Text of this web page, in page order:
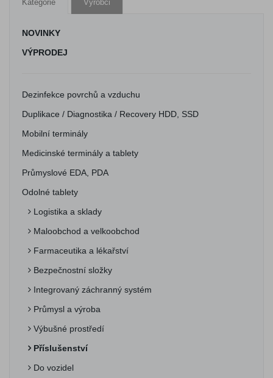
Kategorie Výrobci
NOVINKY
VÝPRODEJ
Dezinfekce povrchů a vzduchu
Duplikace / Diagnostika / Recovery HDD, SSD
Mobilní terminály
Medicinské terminály a tablety
Průmyslové EDA, PDA
Odolné tablety
Logistika a sklady
Maloobchod a velkoobchod
Farmaceutika a lékařství
Bezpečnostní složky
Integrovaný záchranný systém
Průmysl a výroba
Výbušné prostředí
Příslušenství
Do vozidel